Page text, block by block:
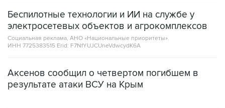
Беспилотные технологии и ИИ на службе у
электросетевых объектов и агрокомплексов
Социальная реклама, АНО «Национальные приоритеты».
ИНН 7725383515 Erid: F7NfYUJCUneVdwcydK6A
Аксенов сообщил о четвертом погибшем в
результате атаки ВСУ на Крым